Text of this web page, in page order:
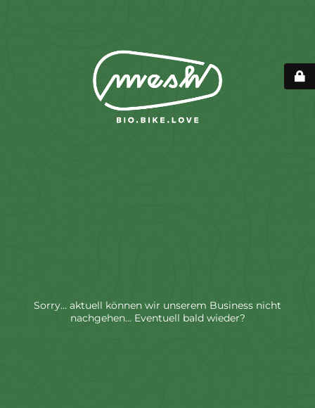
Sorry... aktuell können wir unserem Business nicht
nachgehen... Eventuell bald wieder?